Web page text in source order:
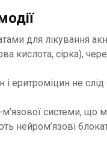
для лікування
кислота, сірка),
еритроміцин не слід
системи, що
нейром’язові